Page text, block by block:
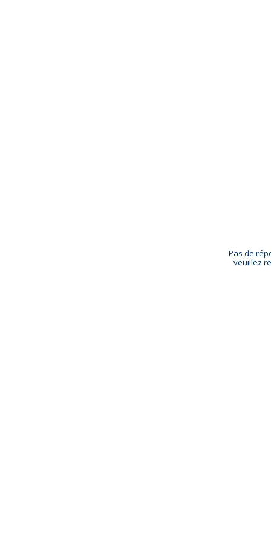
Pas de
veuillez